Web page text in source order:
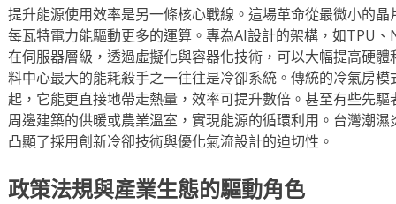
提升能源使用效率是另一條核心戰線。這場革命從最微小的
每瓦特電力能驅動更多的運算。專為AI設計的架構，如TPU
在伺服器層級，透過虛擬化與容器化技術，可以大幅提高硬
料中心最大的能耗殺手之一往往是冷卻系統。傳統的冷氣房
起，它能更直接地帶走熱量，效率可提升數倍。甚至有些先
周邊建築的供暖或農業溫室，實現能源的循環利用。台灣潮
凸顯了採用創新冷卻技術與優化氣流設計的迫切性。
政策法規與產業生態的驅動角色